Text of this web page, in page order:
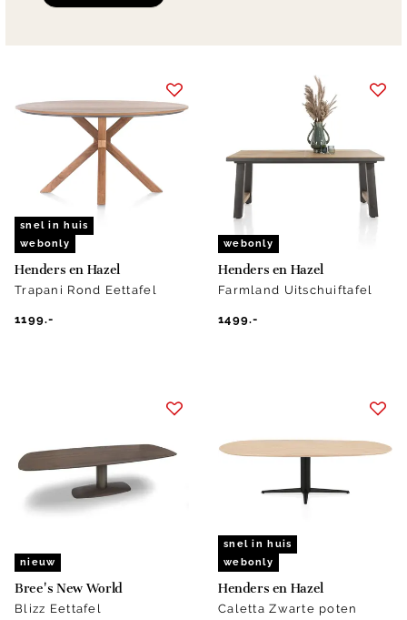
snel in huis
webonly
Henders en Hazel
Trapani Rond Eettafel
1199.-
webonly
Henders en Hazel
Farmland Uitschuiftafel
1499.-
nieuw
Bree's New World
Blizz Eettafel
snel in huis
webonly
Henders en Hazel
Caletta Zwarte poten